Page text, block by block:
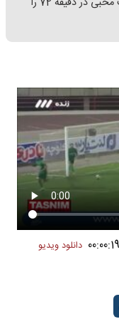
دانلود ویدیو